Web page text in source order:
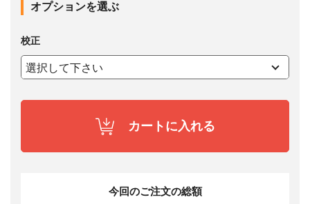
オプションを選ぶ
校正
カートに入れる
今回のご注文の総額